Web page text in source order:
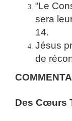
“Le
sera
14.
Jésus
de
Des Cœurs